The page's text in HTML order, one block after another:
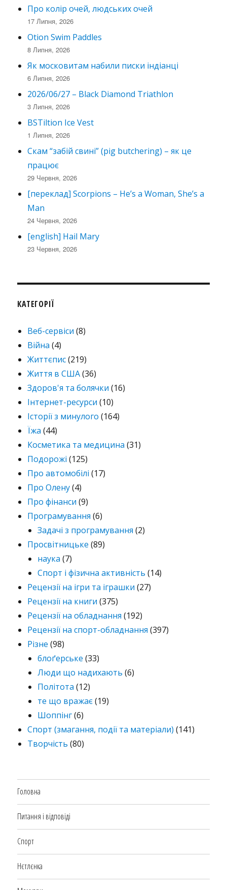
Про колір очей, людських очей
17 Липня, 2026
Otion Swim Paddles
8 Липня, 2026
Як московитам набили писки індіанці
6 Липня, 2026
2026/06/27 – Black Diamond Triathlon
3 Липня, 2026
BSTiltion Ice Vest
1 Липня, 2026
Скам “забій свині” (pig butchering) – як це
працює
29 Червня, 2026
[переклад] Scorpions – He’s a Woman, She’s a
Man
24 Червня, 2026
[english] Hail Mary
23 Червня, 2026
КАТЕГОРІЇ
Веб-сервіси (8)
Війна (4)
Життєпис(219)
Життя в США(36)
Здоров'я та болячки (16)
Інтернет-ресурси (10)
Історії з минулого (164)
Їжа (44)
Косметика та медицина (31)
Подорожі (125)
Про автомобілі (17)
Про Олену(4)
Про фінанси (9)
Програмування (6)
Задачі з програмування (2)
Просвітницьке (89)
наука (7)
Спорт і фізична активність (14)
Рецензії на ігри та іграшки (27)
Рецензії на книги (375)
Рецензії на обладнання (192)
Рецензії на спорт-обладнання (397)
Різне (98)
блоґерське (33)
Люди що надихають (6)
Політота (12)
те що вражає(19)
Шоппінг(6)
Спорт (змагання, події та матеріали) (141)
Творчість (80)
Головна
Питання і відповіді
Спорт
Нєтлєнка